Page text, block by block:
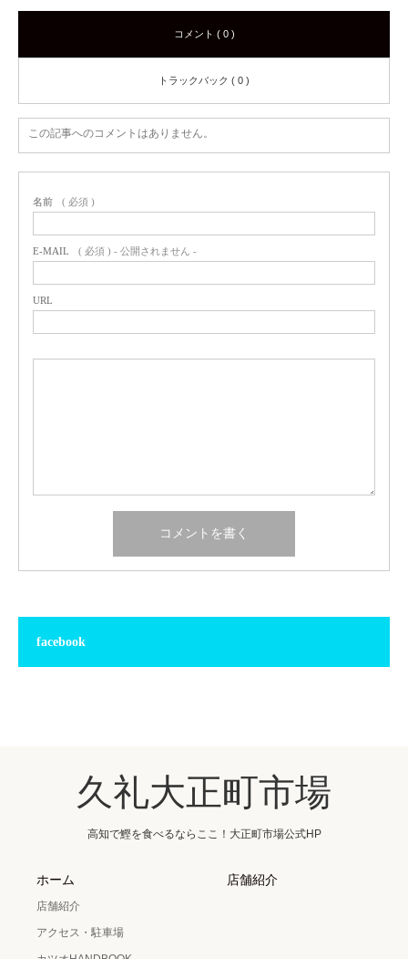
コメント ( 0 )
トラックバック ( 0 )
この記事へのコメントはありません。
名前 ( 必須 )
E-MAIL ( 必須 ) - 公開されません -
URL
facebook
久礼大正町市場
高知で鰹を食べるならここ！大正町市場公式HP
ホーム
店舗紹介
アクセス・駐車場
店舗紹介